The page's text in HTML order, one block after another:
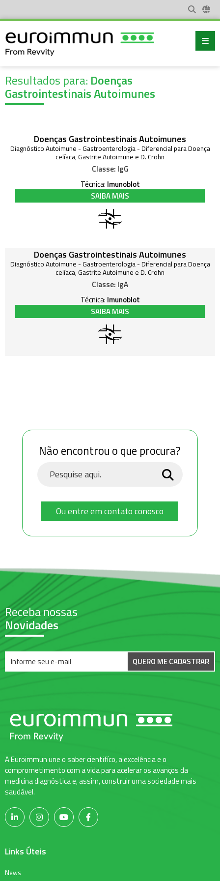
Resultados para: Doenças
Gastrointestinais Autoimunes
Doenças Gastrointestinais Autoimunes
Diagnóstico Autoimune - Gastroenterologia- Diferencial para Doença
celíaca, Gastrite Autoimune e D. Crohn
Classe: IgG
Técnica: Imunoblot
SAIBA MAIS
Doenças Gastrointestinais Autoimunes
Diagnóstico Autoimune - Gastroenterologia- Diferencial para Doença
celíaca, Gastrite Autoimune e D. Crohn
Classe: IgA
Técnica: Imunoblot
SAIBA MAIS
Não encontrou o que procura?
Ou entre em contato conosco
Receba nossas
Novidades
QUERO ME CADASTRAR
A Euroimmun une o saber cientifíco, a excelência e o
comprometimento com a vida para acelerar os avanços da
medicina diagnóstica e, assim, construir uma sociedade mais
saudável.
Links Úteis
News